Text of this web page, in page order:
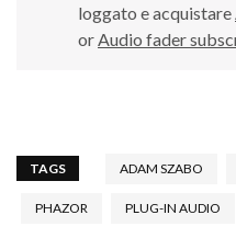
loggato e acquistare
or Audio fader
TAGS ADAM SZABO
PHAZOR PLUG-IN AUDIO